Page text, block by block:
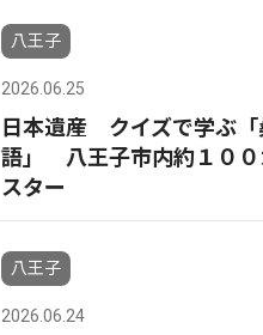
八王子
2026.06.25
日本遺産 クイズで学ぶ「
語」 八王子市内約１００
スター
八王子
2026.06.24